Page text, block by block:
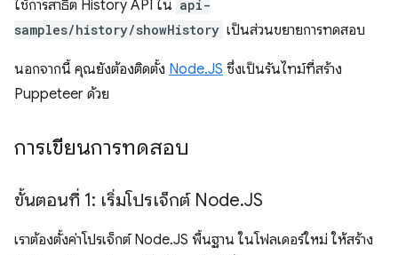
ใช้การสาธิต History API ใน api-
samples/history/showHistory เป็นส่วนขยายการทดสอบ
นอกจากนี้ คุณยังต้องติดตั้ง Node.JS ซึ่งเป็นรันไทม์ที่สร้าง
Puppeteer ด้วย
การเขียนการทดสอบ
ขั้นตอนที่ 1: เริ่มโปรเจ็กต์ Node.JS
เราต้องตั้งค่าโปรเจ็กต์ Node.JS พื้นฐาน ในโฟลเดอร์ใหม่ ให้สร้าง